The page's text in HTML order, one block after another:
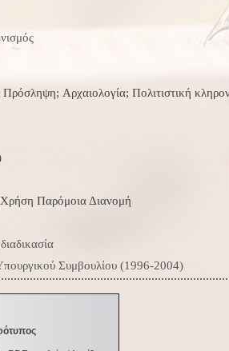
Αρχαιολογία; Πολιτιστική
Παρόμοια Διανομή
Συμβουλίου (1996-2004)